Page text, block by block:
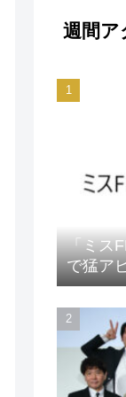
週間ア
「ミス
で猛ア